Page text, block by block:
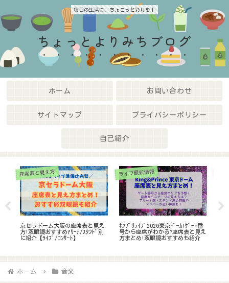
毎日の生活に、ちょこっと彩りを！
ちょっとよりみちブログ
ホーム お問い合わせ
サイトマップ プライバシーポリシー
自己紹介
ライブ最新情報
嵐ﾗｽﾄﾗｲﾌﾞ配信いつ?一般でも見れ
る?見逃し配信や料金,視聴方法に
ついても調査!
ライブ最新情報
【嵐名古屋ドーム】ゲート番号か
ら座席予想!各ｴﾘｱからの見え方&
神席どこ?双眼鏡のおすすめも解説
ホーム 音楽